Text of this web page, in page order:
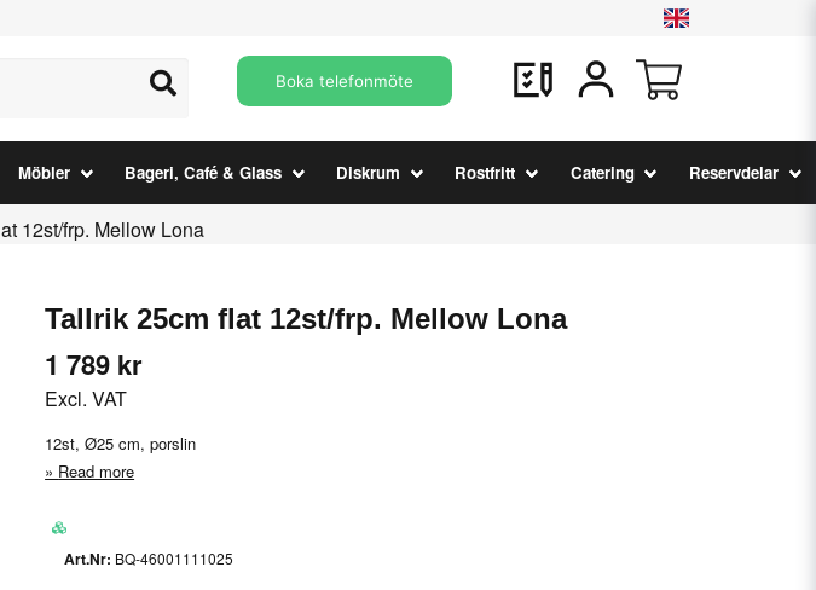
Boka telefonmöte
Möbler Bageri, Café & Glass Diskrum Rostfritt Catering Reservdelar
12st/frp. Mellow Lona
Tallrik 25cm flat 12st/frp. Mellow Lona
1 789 kr
Excl. VAT
12st, Ø25 cm, porslin
Read more
BQ-46001111025